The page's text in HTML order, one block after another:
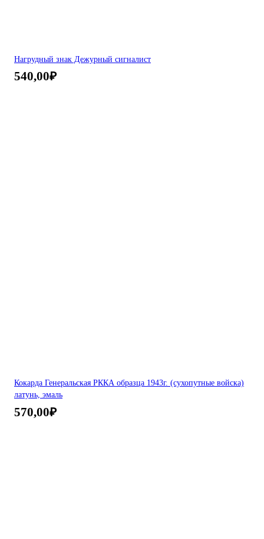
Нагрудный знак Дежурный сигналист
540,00₽
Кокарда Генеральская РККА образца 1943г. (сухопутные войска)
латунь, эмаль
570,00₽